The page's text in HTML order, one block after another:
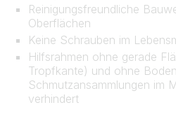
Reinigungsfreundliche
Oberflächen
Keine Schrauben im
Hilfsrahmen ohne gerade
Tropfkante) und ohne
Schmutzansammlungen im
verhindert